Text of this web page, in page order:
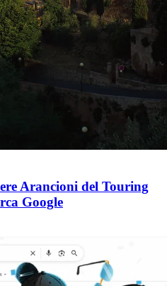
Arancioni del Touring
Google